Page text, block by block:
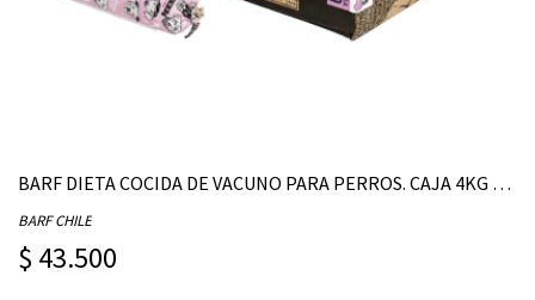
BARF DIETA COCIDA DE VACUNO PARA PERROS. CAJA 4KG - (CONTIENE 20 UNIDADES DE 200G)
BARF CHILE
$ 43.500